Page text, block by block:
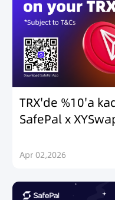
TRX'de %10'a
SafePal x
Apr 02,2026